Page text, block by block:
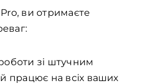
ви отримаєте
зі штучним
працює на всіх ваших